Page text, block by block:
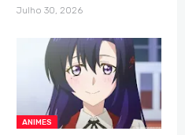
Julho 30, 2026
ANIMES